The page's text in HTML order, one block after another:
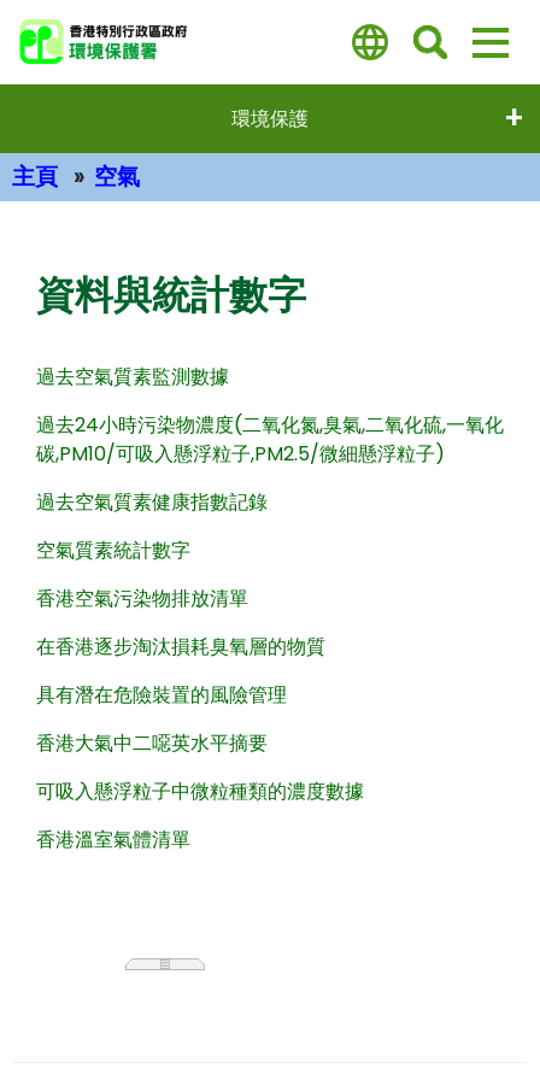
內
環境保護
主頁 空氣
資料與統計數字
過去空氣質素監測數據
過去24小時污染物濃度(二氧化氮,臭氣,二氧化硫,一氧化
碳,PM10/可吸入懸浮粒子,PM2.5/微細懸浮粒子)
過去空氣質素健康指數記錄
空氣質素統計數字
香港空氣污染物排放清單
在香港逐步淘汰損耗臭氧層的物質
具有潛在危險裝置的風險管理
香港大氣中二噁英水平摘要
可吸入懸浮粒子中微粒種類的濃度數據
香港溫室氣體清單